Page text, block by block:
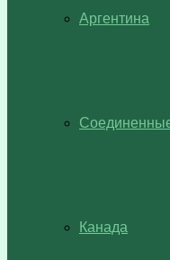
Аргентина
Канада